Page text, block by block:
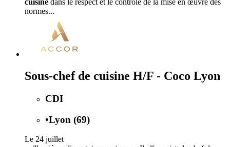
cuisine dans le respect et le contrôle de la mise en œuvre des
normes...
Sous-chef de cuisine H/F - Coco Lyon
CDI
•Lyon (69)
Le 24 juillet